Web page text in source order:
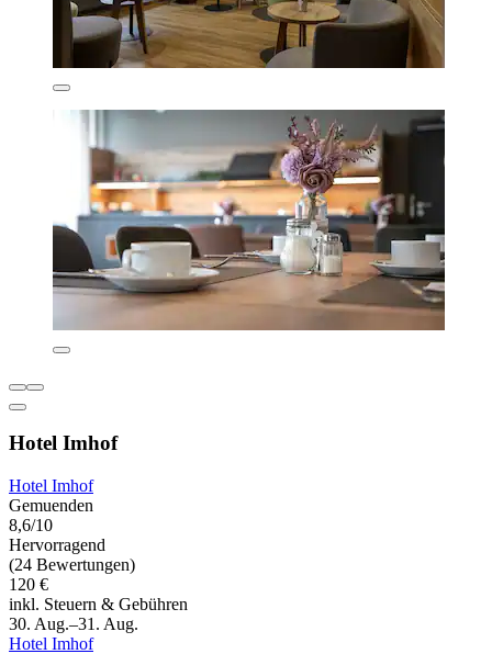
Hotel Imhof
Hotel Imhof
Gemuenden
8,6/10
Hervorragend
(24 Bewertungen)
120 €
inkl. Steuern & Gebühren
30. Aug.–31. Aug.
Hotel Imhof